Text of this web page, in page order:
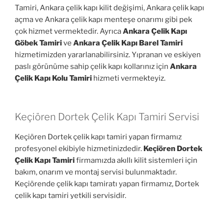
Tamiri, Ankara çelik kapı kilit değişimi, Ankara çelik kapı
açma ve Ankara çelik kapı menteşe onarımı gibi pek
çok hizmet vermektedir. AyrıcaAnkara Çelik Kapı
Göbek Tamirive Ankara Çelik Kapı Barel Tamiri
hizmetimizden yararlanabilirsiniz. Yıpranan ve eskiyen
paslı görünüme sahip çelik kapı kollarınız için Ankara
Çelik Kapı Kolu Tamiri hizmeti vermekteyiz.
Keçiören Dortek Çelik Kapı Tamiri Servisi
Keçiören Dortek çelik kapı tamiri yapan firmamız
profesyonel ekibiyle hizmetinizdedir. Keçiören Dortek
Çelik Kapı Tamirifirmamızda akıllı kilit sistemleri için
bakım, onarım ve montaj servisi bulunmaktadır.
Keçiörende çelik kapı tamiratı yapan firmamız, Dortek
çelik kapı tamiri yetkili servisidir.